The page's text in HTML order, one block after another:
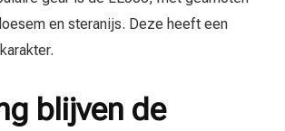
en steranijs. Deze heeft een
blijven de